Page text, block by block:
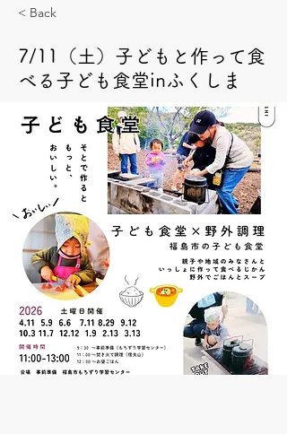
< Back
7/11（土）子どもと作って食
べる子ども食堂inふくしま